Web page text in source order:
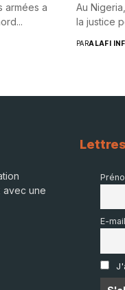
armées a
Au
la justice
PARALAFI
avec une
E-mail